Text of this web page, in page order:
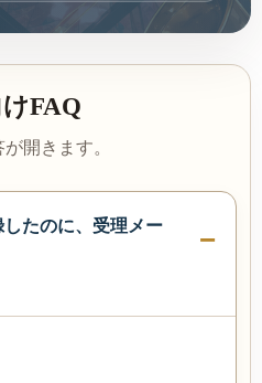
FAQ
開きます。
たのに、受理メー